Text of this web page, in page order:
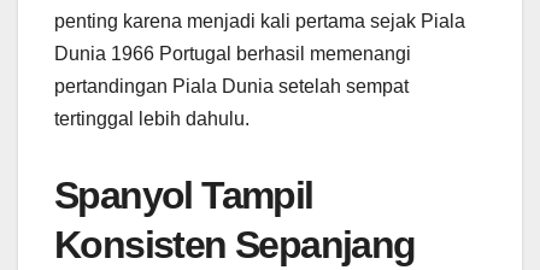
penting karena menjadi kali pertama sejak Piala
Dunia 1966 Portugal berhasil memenangi
pertandingan Piala Dunia setelah sempat
tertinggal lebih dahulu.
Spanyol Tampil
Konsisten Sepanjang